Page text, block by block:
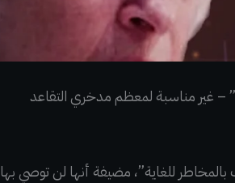
– غير مناسبة لمعظم مدخري التقاعد
للغاية”، مضيفة أنها لن توصي بها